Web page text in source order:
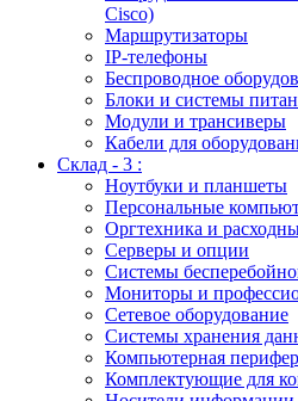
Cisco)
Маршрутизаторы
IP-телефоны
Беспроводное
Блоки и системы
Модули и трансиверы
Кабели для
Склад - 3 :
Ноутбуки и планшеты
Персональные
Оргтехника и
Серверы и опции
Системы
Мониторы и
Сетевое оборудование
Системы хранения
Компьютерная
Комплектующие для